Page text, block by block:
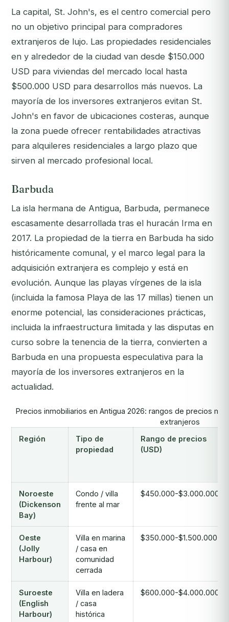
La capital, St. John's, es el centro comercial pero
no un objetivo principal para compradores
extranjeros de lujo. Las propiedades residenciales
en y alrededor de la ciudad van desde $150.000
USD para viviendas del mercado local hasta
$500.000 USD para desarrollos más nuevos. La
mayoría de los inversores extranjeros evitan St.
John's en favor de ubicaciones costeras, aunque
la zona puede ofrecer rentabilidades atractivas
para alquileres residenciales a largo plazo que
sirven al mercado profesional local.
Barbuda
La isla hermana de Antigua, Barbuda, permanece
escasamente desarrollada tras el huracán Irma en
2017. La propiedad de la tierra en Barbuda ha sido
históricamente comunal, y el marco legal para la
adquisición extranjera es complejo y está en
evolución. Aunque las playas vírgenes de la isla
(incluida la famosa Playa de las 17 millas) tienen un
enorme potencial, las consideraciones prácticas,
incluida la infraestructura limitada y las disputas en
curso sobre la tenencia de la tierra, convierten a
Barbuda en una propuesta especulativa para la
mayoría de los inversores extranjeros en la
actualidad.
Precios inmobiliarios en Antigua 2026: rangos de precios
extranjeros
Región
Tipo de
propiedad
Rango de precios
(USD)
Noroeste
(Dickenson
Bay)
Condo / villa
frente al mar
$450.000-$3.000.000+
Oeste
(Jolly
Harbour)
Villa en marina
/ casa en
comunidad
cerrada
$350.000-$1.500.000+
Suroeste
(English
Harbour)
Villa en ladera
/ casa
histórica
$600.000-$4.000.000+